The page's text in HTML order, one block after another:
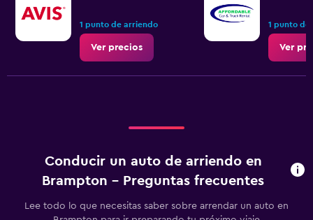
1 punto de arriendo
Ver precios
1 punto de
Ver
Conducir un auto de arriendo en
Brampton - Preguntas frecuentes
Lee todo lo que necesitas saber sobre arrendar un auto en